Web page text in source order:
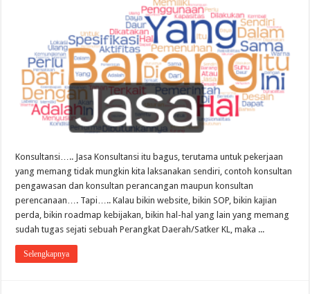
Konsultansi….. Jasa Konsultansi itu bagus, terutama untuk pekerjaan
yang memang tidak mungkin kita laksanakan sendiri, contoh konsultan
pengawasan dan konsultan perancangan maupun konsultan
perencanaan…. Tapi….. Kalau bikin website, bikin SOP, bikin kajian
perda, bikin roadmap kebijakan, bikin hal-hal yang lain yang memang
sudah tugas sejati sebuah Perangkat Daerah/Satker KL, maka ...
Selengkapnya